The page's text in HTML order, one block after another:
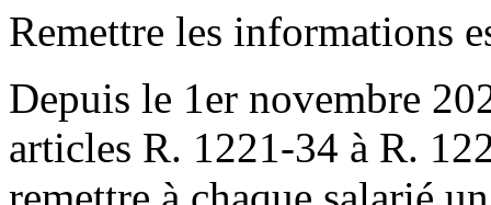
Remettre les informations
Depuis le 1er novembre
articles R. 1221-34 à R.